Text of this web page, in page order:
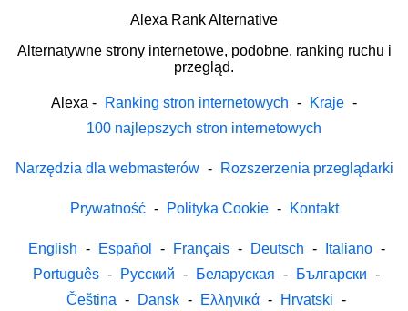
Alexa Rank Alternative
Alternatywne strony internetowe, podobne, ranking ruchu i
przegląd.
Alexa - Ranking stron internetowych - Kraje -
100 najlepszych stron internetowych
Narzędzia dla webmasterów - Rozszerzenia przeglądarki
Prywatność - Polityka Cookie - Kontakt
English - Español - Français - Deutsch - Italiano -
Português - Русский - Беларуская - Български -
Čeština - Dansk - Ελληνικά - Hrvatski -